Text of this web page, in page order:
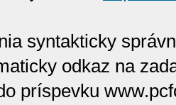
syntakticky
odkaz na
príspevku